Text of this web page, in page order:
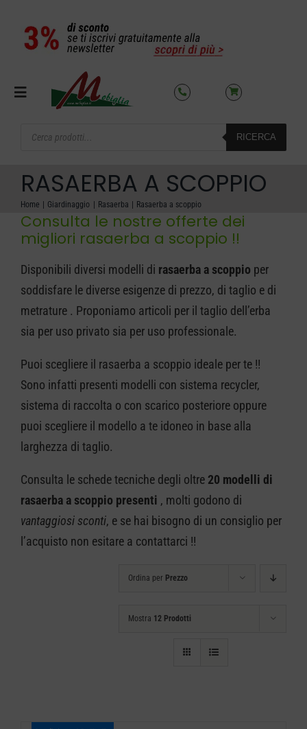
contenuto
Toggle
OFFERTE DEL MESE
AZIENDA
NOLEGGIO
CARRELLO
search
RICERCA
RASAERBA A SCOPPIO
Home Giardinaggio Rasaerba Rasaerba a scoppio
Consulta le nostre offerte dei
migliori rasaerba a scoppio !!
Disponibili diversi modelli di rasaerba a scoppio per
soddisfare le diverse esigenze di prezzo, di taglio e di
metrature . Proponiamo articoli per il taglio dell’erba
sia per uso privato sia per uso professionale.
Puoi scegliere il rasaerba a scoppio ideale per te !!
Sono infatti presenti modelli con sistema recycler,
sistema di raccolta o con scarico posteriore oppure
puoi scegliere il modello a te idoneo in base alla
larghezza di taglio.
Consulta le schede tecniche degli oltre 20 modelli di
rasaerba a scoppio presenti , molti godono di
vantaggiosi sconti, e se hai bisogno di un consiglio per
l’acquisto non esitare a contattarci !!
Ordina per Prezzo
Mostra 12 Prodotti